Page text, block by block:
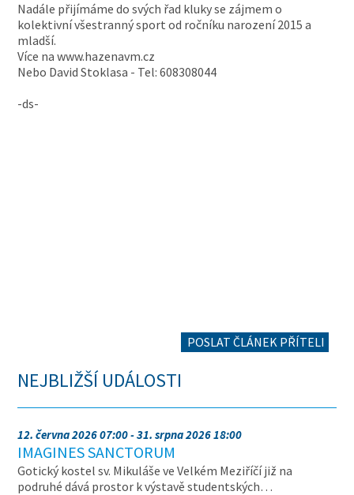
Nadále přijímáme do svých řad kluky se zájmem o
kolektivní všestranný sport od ročníku narození 2015 a
mladší.
Více na www.hazenavm.cz
Nebo David Stoklasa - Tel: 608308044
-ds-
POSLAT ČLÁNEK PŘÍTELI
NEJBLIŽŠÍ UDÁLOSTI
12. června 2026 07:00 - 31. srpna 2026 18:00
IMAGINES SANCTORUM
Gotický kostel sv. Mikuláše ve Velkém Meziříčí již na
podruhé dává prostor k výstavě studentských…